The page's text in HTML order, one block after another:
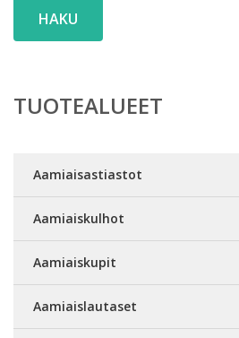
HAKU
TUOTEALUEET
Aamiaisastiastot
Aamiaiskulhot
Aamiaiskupit
Aamiaislautaset